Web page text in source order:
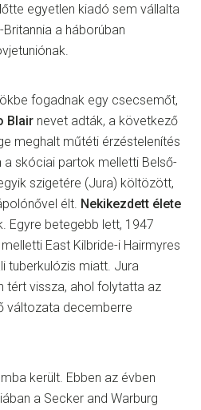
egyetlen kiadó sem vállalta
a háborúban
fogadnak egy csecsemőt,
Blair nevet adták, a következő
meghalt műtéti érzéstelenítés
a skóciai partok melletti Belső-
szigetére (Jura) költözött,
élt. Nekikezdett élete
Egyre betegebb lett, 1947
East Kilbride-i Hairmyres
tuberkulózis miatt. Jura
tért vissza, ahol folytatta az
változata decemberre
került. Ebben az évben
a Secker and Warburg